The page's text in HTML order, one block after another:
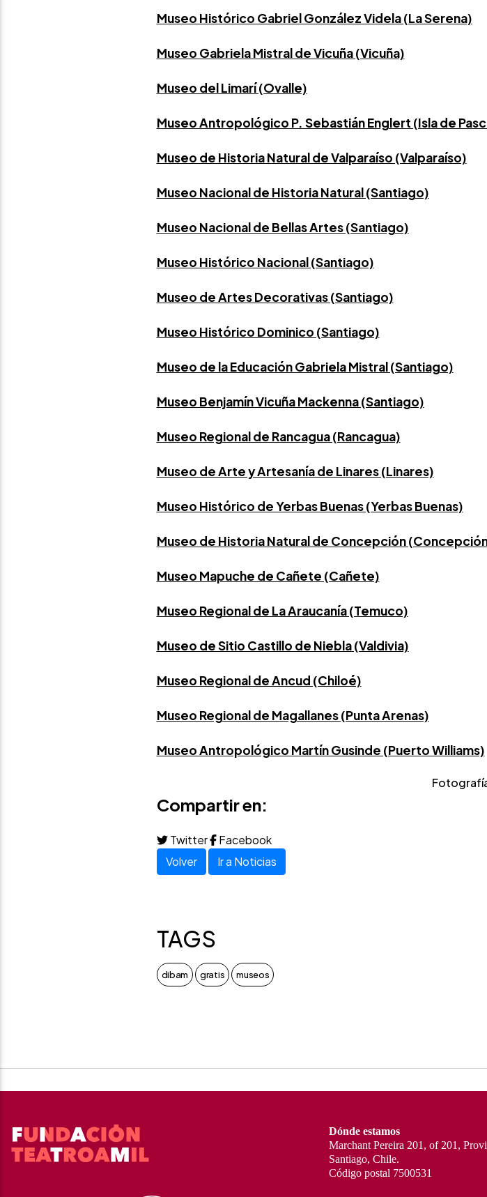
Museo Histórico Gabriel González Videla (La Serena)
Museo Gabriela Mistral de Vicuña (Vicuña)
Museo del Limarí (Ovalle)
Museo Antropológico P. Sebastián Englert (Isla de
Museo de Historia Natural de Valparaíso (Valparaíso)
Museo Nacional de Historia Natural (Santiago)
Museo Nacional de Bellas Artes (Santiago)
Museo Histórico Nacional (Santiago)
Museo de Artes Decorativas (Santiago)
Museo Histórico Dominico (Santiago)
Museo de la Educación Gabriela Mistral (Santiago)
Museo Benjamín Vicuña Mackenna (Santiago)
Museo Regional de Rancagua (Rancagua)
Museo de Arte y Artesanía de Linares (Linares)
Museo Histórico de Yerbas Buenas (Yerbas Buenas)
Museo de Historia Natural de Concepción
Museo Mapuche de Cañete (Cañete)
Museo Regional de La Araucanía (Temuco)
Museo de Sitio Castillo de Niebla (Valdivia)
Museo Regional de Ancud (Chiloé)
Museo Regional de Magallanes (Punta Arenas)
Museo Antropológico Martín Gusinde (Puerto Williams)
Compartir en:
Twitter Facebook
Volver
Ir a Noticias
TAGS
dibam gratis museos
Dónde estamos
Marchant Pereira 201, of 201,
Santiago, Chile.
Código postal 7500531